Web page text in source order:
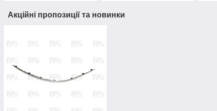
Акційні пропозиції та новинки